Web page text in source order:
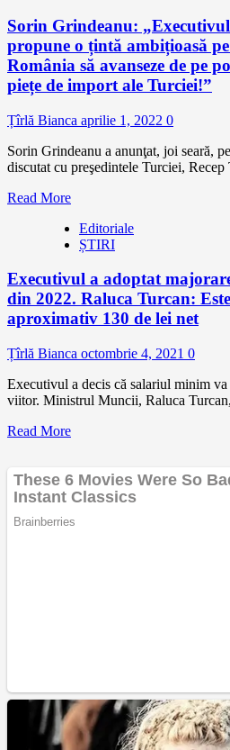
Sorin Grindeanu:
propune o țintă ambițioasă
România să avanseze de pe
piețe de import ale Turciei!”
Țîrlă Bianca aprilie 1, 2022 0
Sorin Grindeanu a anunţat, joi seară,
discutat cu preşedintele Turciei,
Read More
Editoriale
ȘTIRI
Executivul a adoptat
din 2022. Raluca Turcan:
aproximativ 130 de lei net
Țîrlă Bianca octombrie 4, 2021 0
Executivul a decis că salariul minim
viitor. Ministrul Muncii, Raluca
Read More